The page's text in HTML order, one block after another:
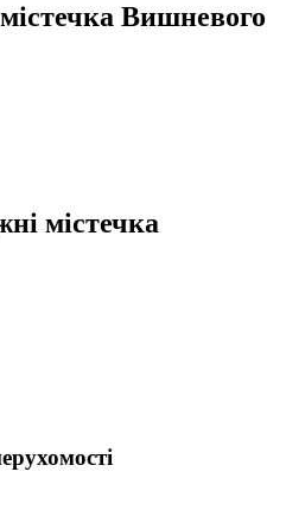
Вишневого
містечка